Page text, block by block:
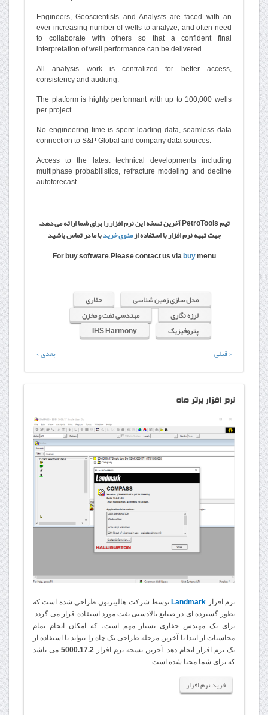
Engineers, Geoscientists and Analysts are faced with an
ever-increasing number of wells to analyze, and often need
to collaborate with others so that a confident final
interpretation of well performance can be delivered.
All analysis work is centralized for better access,
consistency and auditing.
The platform is highly performant with up to 100,000 wells
per project.
No engineering time is spent loading data, seamless data
connection to S&P Global and company data sources.
Access to the latest technical developments including
multiphase probabilistics, refracture modeling and decline
autoforecast.
تیم PetroTools آخرین نسخه این نرم افزار را برای شما ارائه می دهد.
جهت تهیه نرم افزار با استفاده ازمنوی خریدبا ما در تماس باشید
For buy software, Please contact us viabuymenu
مدل سازی زمین شناسی
حفاری
لرزه نگاری
مهندسی نفت و مخزن
پتروفیزیک
IHS Harmony
< قبلی
بعدی >
نرم افزار برتر ماه
نرم افزار Landmark توسط شرکت هالیبرتون طراحی شده است که
بطور گسترده ای در صنایع بالادستی نفت مورد استفاده قرار می گردد.
برای یک مهندس حفاری بسیار مهم است، که امکان انجام تمام
محاسبات از ابتدا تا آخرین مرحله طراحی یک چاه را بتواند با استفاده از
یک نرم افزار انجام دهد. آخرین نسخه نرم افزار 5000.17.2 می باشد
که برای شما محیا شده است.
خرید نرم افزار